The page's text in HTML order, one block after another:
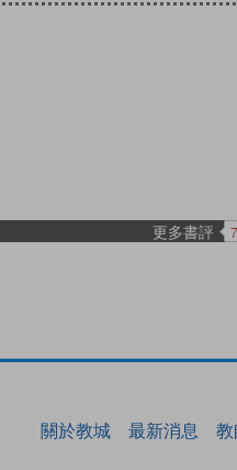
更多書評 7
關於教城 最新消息